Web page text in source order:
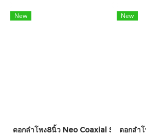
New
ดอกลำโพง8นิ้ว Neo Coaxial Speakers
New
ดอกลำ